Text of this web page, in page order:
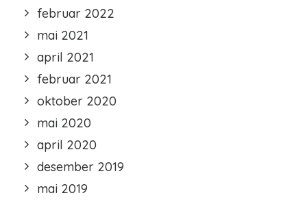
februar 2022
mai 2021
april 2021
februar 2021
oktober 2020
mai 2020
april 2020
desember 2019
mai 2019